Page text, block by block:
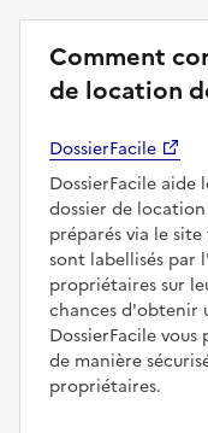
Comment
de location
DossierFacile
DossierFacile aide
dossier de
préparés via le
sont labellisés par
propriétaires sur
chances d'obtenir
DossierFacile
de manière
propriétaires.